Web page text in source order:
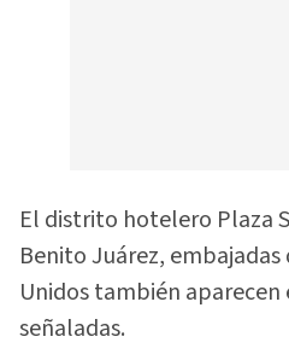
El distrito hotelero Plaza
Benito Juárez, embajadas
Unidos también aparecen
señaladas.